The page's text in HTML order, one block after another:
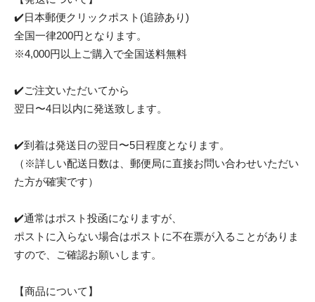
✔️日本郵便クリックポスト(追跡あり)
全国一律200円となります。
※4,000円以上ご購入で全国送料無料
✔️ご注文いただいてから
翌日〜4日以内に発送致します。
✔️到着は発送日の翌日〜5日程度となります。
（※詳しい配送日数は、郵便局に直接お問い合わせいただい
た方が確実です）
✔️通常はポスト投函になりますが、
ポストに入らない場合はポストに不在票が入ることがありま
すので、ご確認お願いします。
【商品について】